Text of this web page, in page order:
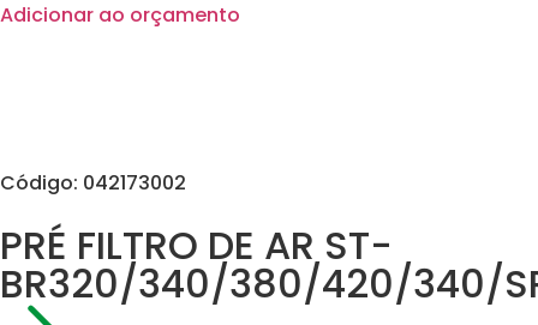
Adicionar ao orçamento
Código: 042173002
PRÉ FILTRO DE AR ST-
BR320/340/380/420/340/